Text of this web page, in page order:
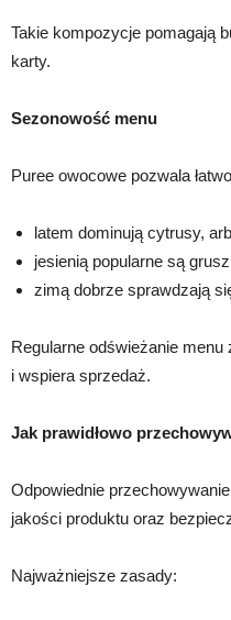
Takie kompozycje pomagają
karty.
Sezonowość menu
Puree owocowe pozwala
latem dominują cytrusy,
jesienią popularne są
zimą dobrze sprawdzają
Regularne odświeżanie
i wspiera sprzedaż.
Jak prawidłowo
Odpowiednie
jakości produktu oraz
Najważniejsze zasady: